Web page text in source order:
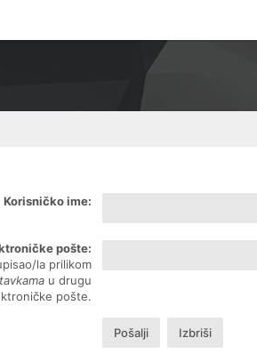
Korisničko ime:
pošte:
la prilikom
u drugu
pošte.